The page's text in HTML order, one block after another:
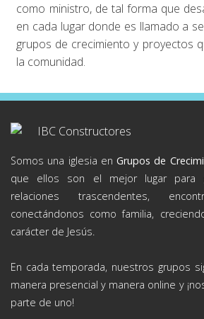
como ministro, de tal forma que
en cada lugar donde es llamado a
grupos de crecimiento y proyectos
la comunidad.
Somos una iglesia en Grupos de
que ellos son el mejor lugar para
relaciones trascendentes,
conectándonos como familia,
carácter de Jesús.
En cada temporada, nuestros grupos
manera presencial y manera online y
parte de uno!